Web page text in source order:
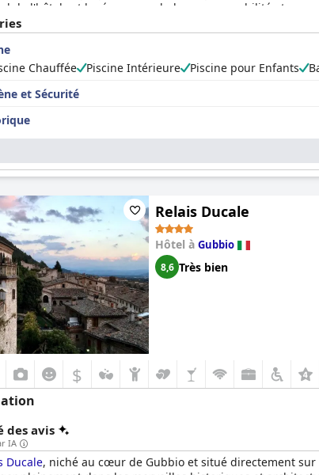
de l'hôtel est loué pour sa chaleur, son amabilité et son
équipements. Bien que certains clients aient trouvé
l'insonorisation et des options de desserts faits maison,
Chauffée
Piscine Intérieure Piscine pour Enfants
et Sécurité
Relais Ducale
Hôtel à Gubbio
8,6 Très bien
$
des avis
IA
Ducale, niché au cœur de Gubbio et situé directement